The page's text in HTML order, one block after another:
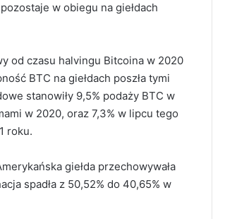
w obiegu na giełdach
od czasu halvingu Bitcoina w 2020
BTC na giełdach poszła tymi
stanowiły 9,5% podaży BTC w
w 2020, oraz 7,3% w lipcu tego
roku.
giełda przechowywała
spadła z 50,52% do 40,65% w